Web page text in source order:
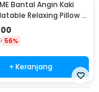
Bantal Angin Kaki
Relaxing Pillow -
56%
+ Keranjang